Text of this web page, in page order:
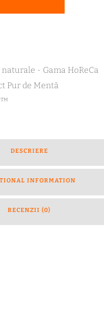
- Gama HoReCa
Pur de Mentă
DESCRIERE
INFORMATION
RECENZII (0)